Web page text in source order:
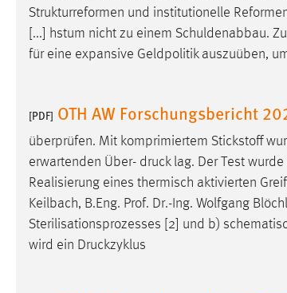
Strukturreformen und institutionelle
[...] hstum nicht zu einem Schuldenabbau.
für eine expansive Geldpolitik auszuüben,
[PDF] OTH AW Forschungsbericht
überprüfen. Mit komprimiertem Stickstoff
erwartenden Über- drucklag. Der Test wurde
Realisierung eines thermisch aktivierten
Keilbach, B.Eng. Prof. Dr.-Ing. Wolfgang
Sterilisationsprozesses [2] und b)
wird ein Druckzyklus